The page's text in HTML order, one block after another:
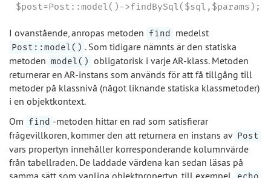
$post=Post::model()->findBySql($sql,$params);
I ovanstående, anropas metoden find medelst
Post::model() . Som tidigare nämnts är den statiska
metoden model() obligatorisk i varje AR-klass. Metoden
returnerar en AR-instans som används för att få tillgång till
metoder på klassnivå (något liknande statiska klassmetoder)
i en objektkontext.
Om find -metoden hittar en rad som satisfierar
frågevillkoren, kommer den att returnera en instans av Post
vars propertyn innehåller korresponderande kolumnvärde
från tabellraden. De laddade värdena kan sedan läsas på
samma sätt som vanliga objektpropertyn, till exempel,